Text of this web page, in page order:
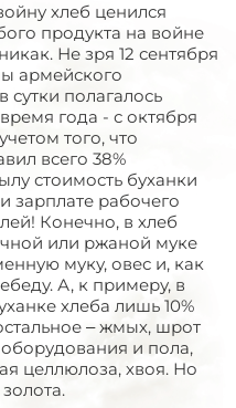
хлеб ценился
продукта на войне
Не зря 12 сентября
армейского
сутки полагалось
года - с октября
того, что
всего 38%
стоимость буханки
зарплате рабочего
Конечно, в хлеб
или ржаной муке
муку, овес и, как
А, к примеру, в
хлеба лишь 10%
– жмых, шрот
и пола,
целлюлоза, хвоя. Но